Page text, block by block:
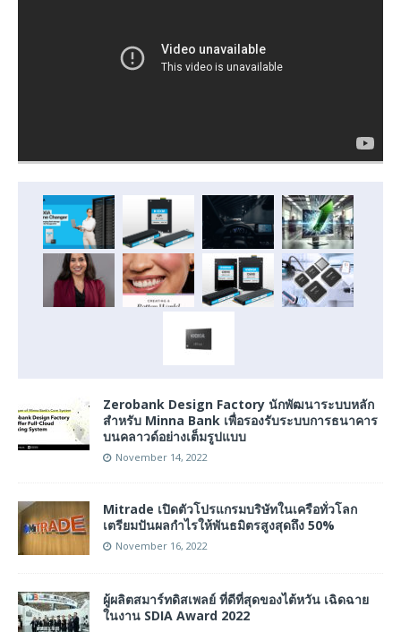
Zerobank Design Factory นักพัฒนาระบบหลัก
สำหรับ Minna Bank เพื่อรองรับระบบการธนาคาร
บนคลาวด์อย่างเต็มรูปแบบ
November 14, 2022
Mitrade เปิดตัวโปรแกรมบริษัทในเครือทั่วโลก
เตรียมปันผลกำไรให้พันธมิตรสูงสุดถึง 50%
November 16, 2022
ผู้ผลิตสมาร์ทดิสเพลย์ ที่ดีที่สุดของไต้หวัน เฉิดฉาย
ในงาน SDIA Award 2022